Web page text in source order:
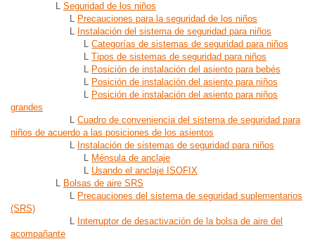
L Seguridad de los niños
L Precauciones para la seguridad de los niños
L Instalación del sistema de seguridad para niños
L Categorías de sistemas de seguridad para niños
L Tipos de sistemas de seguridad para niños
L Posición de instalación del asiento para bebés
L Posición de instalación del asiento para niños
L Posición de instalación del asiento para niños
grandes
L Cuadro de conveniencia del sistema de seguridad para
niños de acuerdo a las posiciones de los asientos
L Instalación de sistemas de seguridad para niños
L Ménsula de anclaje
L Usando el anclaje ISOFIX
L Bolsas de aire SRS
L Precauciones del sistema de seguridad suplementarios
(SRS)
L Interruptor de desactivación de la bolsa de aire del
acompañante